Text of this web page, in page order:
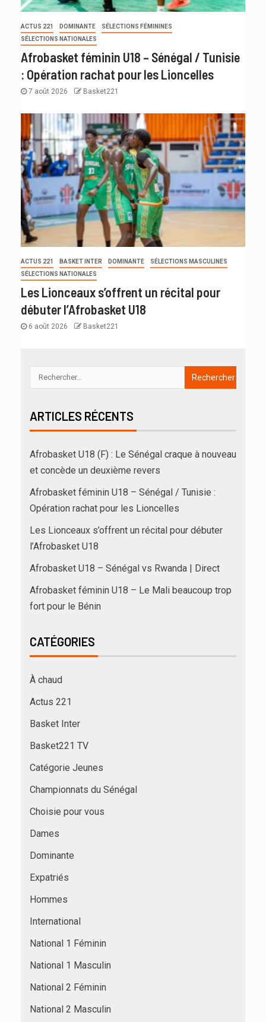
ACTUS 221 DOMINANTE
SÉLECTIONS FÉMININES
SÉLECTIONS NATIONALES
Afrobasket féminin U18 – Sénégal / Tunisie
: Opération rachat pour les Lioncelles
7 août 2026 Basket221
ACTUS 221 BASKET INTER DOMINANTE
SÉLECTIONS MASCULINES
SÉLECTIONS NATIONALES
Les Lionceaux s’offrent un récital pour
débuter l’Afrobasket U18
6 août 2026 Basket221
ARTICLES RÉCENTS
Afrobasket U18 (F) : Le Sénégal craque à nouveau
et concède un deuxième revers
Afrobasket féminin U18 – Sénégal / Tunisie :
Opération rachat pour les Lioncelles
Les Lionceaux s’offrent un récital pour débuter
l’Afrobasket U18
Afrobasket U18 – Sénégal vs Rwanda | Direct
Afrobasket féminin U18 – Le Mali beaucoup trop
fort pour le Bénin
CATÉGORIES
À chaud
Actus 221
Basket Inter
Basket221 TV
Catégorie Jeunes
Championnats du Sénégal
Choisie pour vous
Dames
Dominante
Expatriés
Hommes
International
National 1 Féminin
National 1 Masculin
National 2 Féminin
National 2 Masculin